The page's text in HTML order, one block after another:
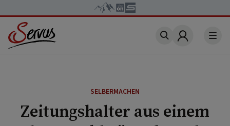
Account
SELBERMACHEN
Zeitungshalter aus einem